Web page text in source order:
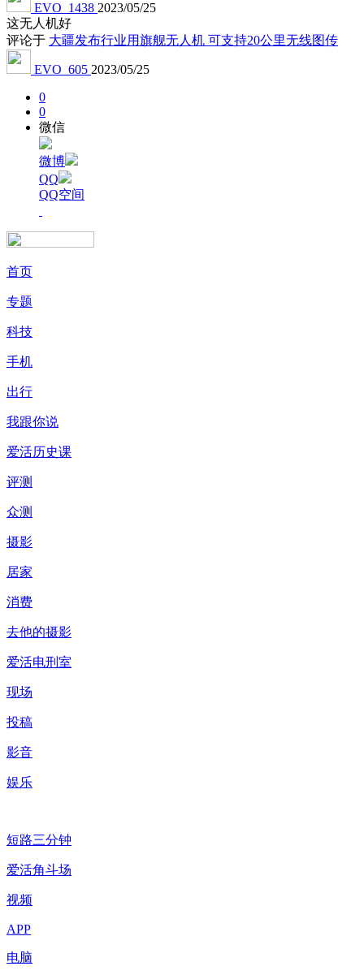
EVO_1438 2023/05/25
这无人机好
评论于 大疆发布行业用旗舰无人机 可支持20公里无线图传
EVO_605 2023/05/25
0
0
微信
微博
QQ
QQ空间
首页
专题
科技
手机
出行
我跟你说
爱活历史课
评测
众测
摄影
居家
消费
去他的摄影
爱活电刑室
现场
投稿
影音
娱乐
短路三分钟
爱活角斗场
视频
APP
电脑